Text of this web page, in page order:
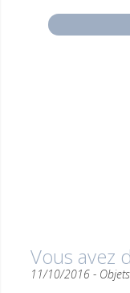
Vous avez
11/10/2016 -